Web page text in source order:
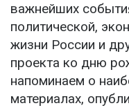
важнейших
политической,
жизни России и
проекта ко дню
напоминаем о
материалах,